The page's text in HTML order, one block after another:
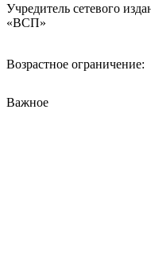
Учредитель сетевого
«ВСП»
Возрастное ограничение:
Важное